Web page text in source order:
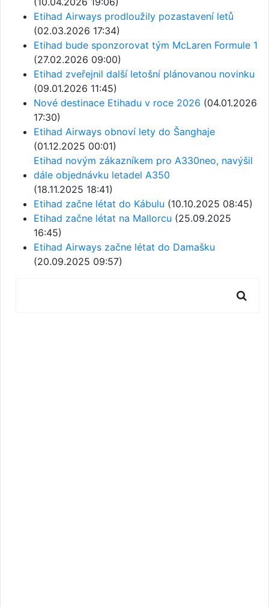
Etihad Airways prodloužily pozastavení letů
(02.03.2026 17:34)
Etihad bude sponzorovat tým McLaren Formule 1
(27.02.2026 09:00)
Etihad zveřejnil další letošní plánovanou novinku
(09.01.2026 11:45)
Nové destinace Etihadu v roce 2026 (04.01.2026
17:30)
Etihad Airways obnoví lety do Šanghaje
(01.12.2025 00:01)
Etihad novým zákazníkem pro A330neo, navýšil
dále objednávku letadel A350
(18.11.2025 18:41)
Etihad začne létat do Kábulu (10.10.2025 08:45)
Etihad začne létat na Mallorcu (25.09.2025
16:45)
Etihad Airways začne létat do Damašku
(20.09.2025 09:57)